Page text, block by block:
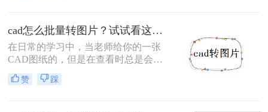
cad怎么批量转图片？试试看这两个方法！
在日常的学习中，当老师给你的一张
CAD图纸的，但是在查看时总是会不
小心触碰到某些地方，使它改变了原
来的内容，怎么办呢？这时我们可以
赞 踩